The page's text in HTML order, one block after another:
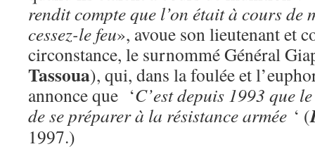
rendit compte que l’on était à cours
cessez-le feu», avoue son lieutenant et
circonstance, le surnommé Général
Tassoua), qui, dans la foulée et
annonce que ‘C’est depuis 1993 que
de se préparer à la résistance armée ‘ (
1997.)